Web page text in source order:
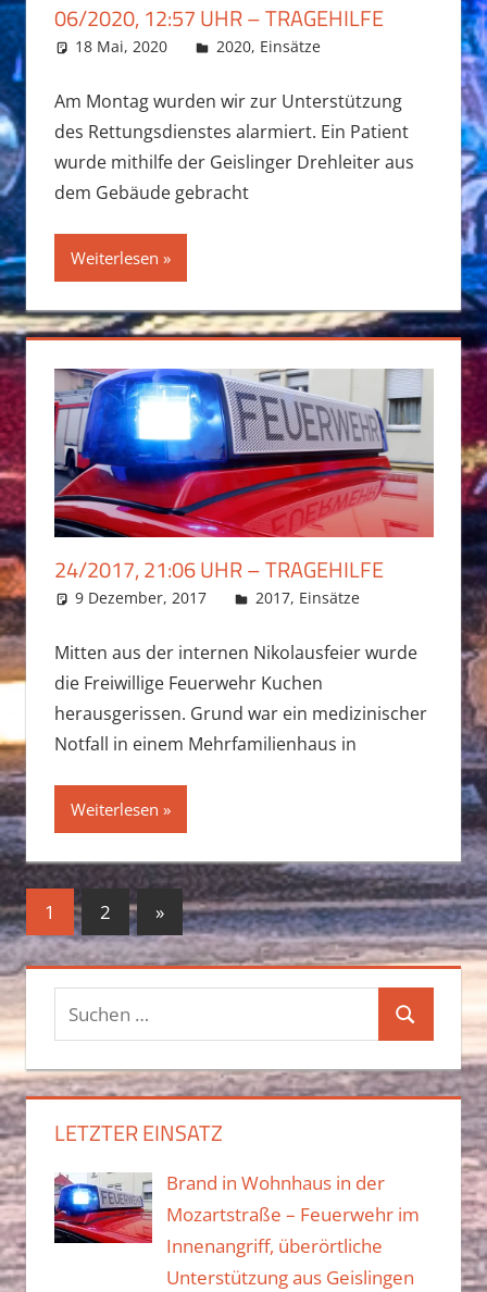
06/2020, 12:57 UHR – TRAGEHILFE
18 Mai, 2020 Daniel Fuchs
2020, Einsätze
Am Montag wurden wir zur Unterstützung
des Rettungsdienstes alarmiert. Ein Patient
wurde mithilfe der Geislinger Drehleiter aus
dem Gebäude gebracht
Weiterlesen
24/2017, 21:06 UHR – TRAGEHILFE
9 Dezember, 2017 Daniel Fuchs
2017, Einsätze
Mitten aus der internen Nikolausfeier wurde
die Freiwillige Feuerwehr Kuchen
herausgerissen. Grund war ein medizinischer
Notfall in einem Mehrfamilienhaus in
Weiterlesen
Seitennummerierung
der
Beiträge
1 2
Nächste
Beiträge
»
Suchen
nach:
Suchen
LETZTER EINSATZ
Brand in Wohnhaus in der
Mozartstraße – Feuerwehr im
Innenangriff, überörtliche
Unterstützung aus Geislingen